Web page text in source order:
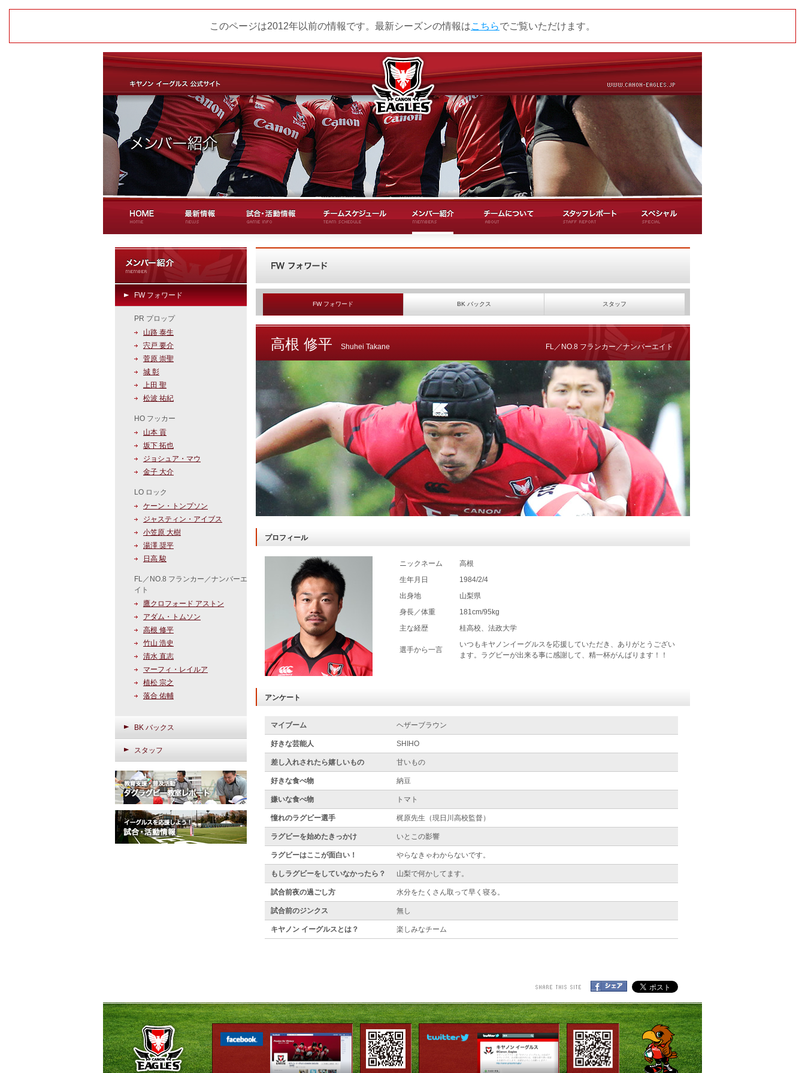
このページは2012年以前の情報です。最新シーズンの情報はこちらでご覧いただけます。
FW フォワード
PR プロップ
山路 泰生
宍戸 要介
菅原 崇聖
城 彰
上田 聖
松波 祐紀
HO フッカー
山本 貢
坂下 拓也
ジョシュア・マウ
金子 大介
LO ロック
ケーン・トンプソン
ジャスティン・アイブス
小笠原 大樹
湯澤 奨平
日高 駿
FL／NO.8 フランカー／ナンバーエ
イト
鷹クロフォード アストン
アダム・トムソン
高根 修平
竹山 浩史
清水 直志
マーフィ・レイルア
植松 宗之
落合 佑輔
BK バックス
スタッフ
FW フォワード BK バックス スタッフ
高根 修平 Shuhei Takane FL／NO.8 フランカー／ナンバーエイト
プロフィール
ニックネーム
高根
生年月日
1984/2/4
出身地
山梨県
身長／体重
181cm/95kg
主な経歴
桂高校、法政大学
選手から一言
いつもキヤノンイーグルスを応援していただき、ありがとうござい
ます。ラグビーが出来る事に感謝して、精一杯がんばります！！
アンケート
マイブーム ヘザーブラウン
好きな芸能人 SHIHO
差し入れされたら嬉しいもの 甘いもの
好きな食べ物 納豆
嫌いな食べ物 トマト
憧れのラグビー選手 梶原先生（現日川高校監督）
ラグビーを始めたきっかけ いとこの影響
ラグビーはここが面白い！ やらなきゃわからないです。
もしラグビーをしていなかったら？ 山梨で何かしてます。
試合前夜の過ごし方 水分をたくさん取って早く寝る。
試合前のジンクス 無し
キヤノン イーグルスとは？ 楽しみなチーム